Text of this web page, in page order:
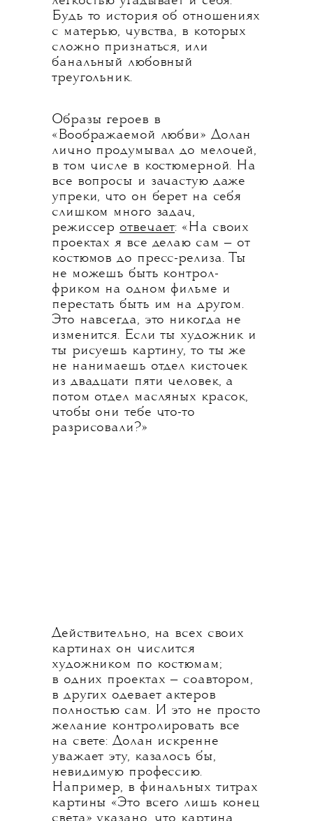
Будь то история об отношениях
с матерью, чувства, в которых
сложно признаться, или
банальный любовный
треугольник.
Образы героев в
«Воображаемой любви» Долан
лично продумывал до мелочей,
в том числе в костюмерной. На
все вопросы и зачастую даже
упреки, что он берет на себя
слишком много задач,
режиссер отвечает: «На своих
проектах я все делаю сам — от
костюмов до пресс-релиза. Ты
не можешь быть контрол-
фриком на одном фильме и
перестать быть им на другом.
Это навсегда, это никогда не
изменится. Если ты художник и
ты рисуешь картину, то ты же
не нанимаешь отдел кисточек
из двадцати пяти человек, а
потом отдел масляных красок,
чтобы они тебе что-то
разрисовали?»
Действительно, на всех своих
картинах он числится
художником по костюмам;
в одних проектах — соавтором,
в других одевает актеров
полностью сам. И это не просто
желание контролировать все
на свете: Долан искренне
уважает эту, казалось бы,
невидимую профессию.
Например, в финальных титрах
картины «Это всего лишь конец
света» указано, что картина